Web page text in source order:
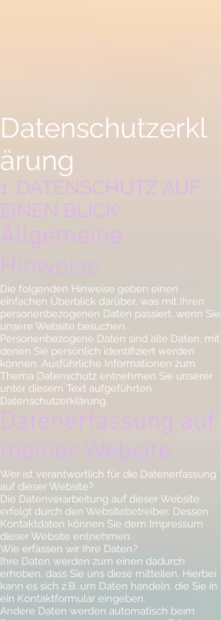
Datenschutzerkl
ärung
1. DATENSCHUTZ AUF
EINEN BLICK
Allgemeine
Hinweise
Die folgenden Hinweise geben einen
einfachen Überblick darüber, was mit Ihren
personenbezogenen Daten passiert, wenn Sie
unsere Website besuchen.
Personenbezogene Daten sind alle Daten, mit
denen Sie persönlich identifiziert werden
können. Ausführliche Informationen zum
Thema Datenschutz entnehmen Sie unserer
unter diesem Text aufgeführten
Datenschutzerklärung.
Datenerfassung auf
meiner Website
Wer ist verantwortlich für die Datenerfassung
auf dieser Website?
Die Datenverarbeitung auf dieser Website
erfolgt durch den Websitebetreiber. Dessen
Kontaktdaten können Sie dem Impressum
dieser Website entnehmen.
Wie erfassen wir Ihre Daten?
Ihre Daten werden zum einen dadurch
erhoben, dass Sie uns diese mitteilen. Hierbei
kann es sich z.B. um Daten handeln, die Sie in
ein Kontaktformular eingeben.
Andere Daten werden automatisch beim